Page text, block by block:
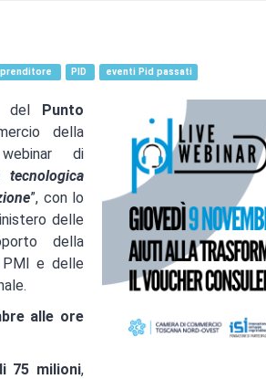
PID eventi Pid passati
del Punto
della
di
”, con lo
delle
della
e delle
alle ore
75 milioni,